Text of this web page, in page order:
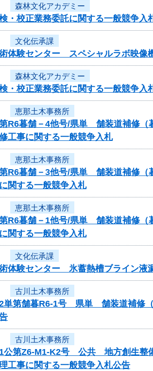
森林文化アカデミー
・校正業務委託に関する一般競争入
文化伝承課
体験センター スペシャルラボ映像
森林文化アカデミー
・校正業務委託に関する一般競争入
恵那土木事務所
第R6暮舗－4他号/県単 舗装道補修（
工事に関する一般競争入札
恵那土木事務所
第R6暮舗－3他号/県単 舗装道補修
関する一般競争入札
恵那土木事務所
第R6暮舗－1他号/県単 舗装道補修
関する一般競争入札
文化伝承課
体験センター 氷蓄熱槽ブライン液
古川土木事務所
2単第舗暮R6-1号 県単 舗装道補修
古川土木事務所
1公第Z6-M1-K2号 公共 地方創生整
工事に関する一般競争入札公告